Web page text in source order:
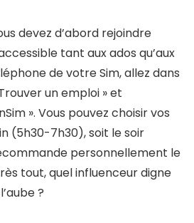
devez d’abord rejoindre
tant aux ados qu’aux
de votre Sim, allez dans
un emploi » et
». Vous pouvez choisir vos
(5h30-7h30), soit le soir
personnellement le
tout, quel influenceur digne
?